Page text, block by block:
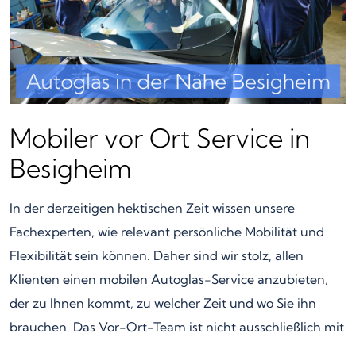
Mobiler vor Ort Service in
Besigheim
In der derzeitigen hektischen Zeit wissen unsere
Fachexperten, wie relevant persönliche Mobilität und
Flexibilität sein können. Daher sind wir stolz, allen
Klienten einen mobilen Autoglas-Service anzubieten,
der zu Ihnen kommt, zu welcher Zeit und wo Sie ihn
brauchen. Das Vor-Ort-Team ist nicht ausschließlich mit